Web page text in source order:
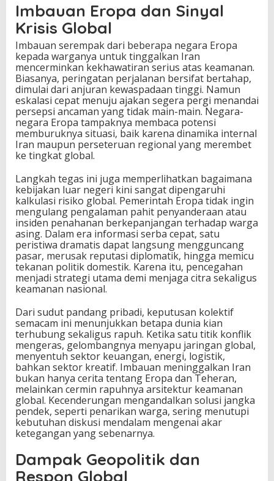
Imbauan Eropa dan Sinyal
Krisis Global
Imbauan serempak dari beberapa negara Eropa
kepada warganya untuk tinggalkan Iran
mencerminkan kekhawatiran serius atas keamanan.
Biasanya, peringatan perjalanan bersifat bertahap,
dimulai dari anjuran kewaspadaan tinggi. Namun
eskalasi cepat menuju ajakan segera pergi menandai
persepsi ancaman yang tidak main-main. Negara-
negara Eropa tampaknya membaca potensi
memburuknya situasi, baik karena dinamika internal
Iran maupun perseteruan regional yang merembet
ke tingkat global.
Langkah tegas ini juga memperlihatkan bagaimana
kebijakan luar negeri kini sangat dipengaruhi
kalkulasi risiko global. Pemerintah Eropa tidak ingin
mengulang pengalaman pahit penyanderaan atau
insiden penahanan berkepanjangan terhadap warga
asing. Dalam era informasi serba cepat, satu
peristiwa dramatis dapat langsung mengguncang
pasar, merusak reputasi diplomatik, hingga memicu
tekanan politik domestik. Karena itu, pencegahan
menjadi strategi utama demi menjaga citra sekaligus
keamanan nasional.
Dari sudut pandang pribadi, keputusan kolektif
semacam ini menunjukkan betapa dunia kian
terhubung sekaligus rapuh. Ketika satu titik konflik
mengeras, gelombangnya menyapu jaringan global,
menyentuh sektor keuangan, energi, logistik,
bahkan sektor kreatif. Imbauan meninggalkan Iran
bukan hanya cerita tentang Eropa dan Teheran,
melainkan cermin rapuhnya arsitektur keamanan
global. Kecenderungan mengandalkan solusi jangka
pendek, seperti penarikan warga, sering menutupi
kebutuhan diskusi mendalam mengenai akar
ketegangan yang sebenarnya.
Dampak Geopolitik dan
Respon Global